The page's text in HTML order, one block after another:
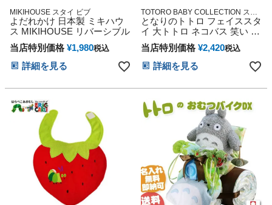
MIKIHOUSE スタイ ビブ
よだれかけ 日本製 ミキハウ
ス MIKIHOUSE リバーシブル
当店特別価格 ¥1,980税込
詳細を見る
TOTORO BABY COLLECTION スタ
ジオジブリ アニメ キャラクター 出
産記念 御出産祝い 誕生日祝い 新入
学 入園 応援 雑貨 通販
となりのトトロ フェイススタ
イ 大トトロ ネコバス 笑い 出
産祝い
当店特別価格 ¥2,420税込
詳細を見る